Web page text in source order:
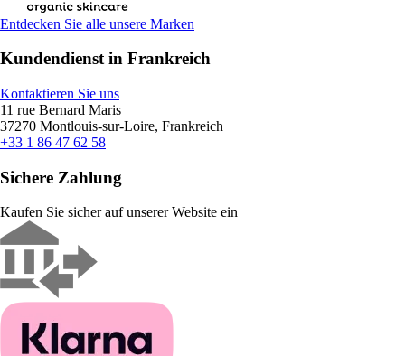
Entdecken Sie alle unsere Marken
Kundendienst in Frankreich
Kontaktieren Sie uns
11 rue Bernard Maris
37270 Montlouis-sur-Loire, Frankreich
+33 1 86 47 62 58
Sichere Zahlung
Kaufen Sie sicher auf unserer Website ein